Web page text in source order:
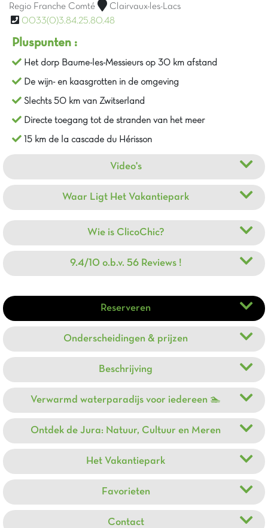
Regio Franche Comté
Clairvaux-les-Lacs
0033(0)3.84.25.80.48
Pluspunten :
Het dorp Baume-les-Messieurs op 30 km afstand
De wijn- en kaasgrotten in de omgeving
Slechts 50 km van Zwitserland
Directe toegang tot de stranden van het meer
15 km de la cascade du Hérisson
Video's
Waar Ligt Het Vakantiepark
Wie is ClicoChic?
9.4/10 o.b.v. 56 Reviews !
Reserveren
Onderscheidingen & prijzen
Beschrijving
Verwarmd waterparadijs voor iedereen 🏊
Ontdek de Jura: Natuur, Cultuur en Meren
Het Vakantiepark
Favorieten
Contact